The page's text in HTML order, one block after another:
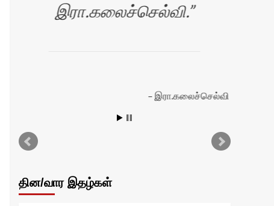
இரா.கலைச்செல்வி.
இரா.கலைச்செல்வி
தின/வார இதழ்கள்